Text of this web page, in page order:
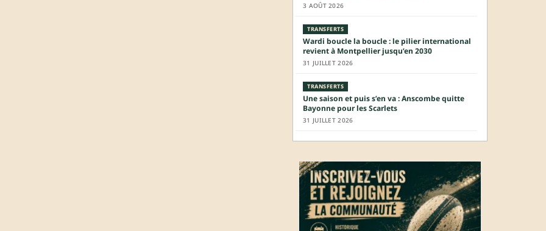
3 AOÛT 2026
TRANSFERTS
Wardi boucle la boucle : le pilier international
revient à Montpellier jusqu’en 2030
31 JUILLET 2026
TRANSFERTS
Une saison et puis s’en va : Anscombe quitte
Bayonne pour les Scarlets
31 JUILLET 2026